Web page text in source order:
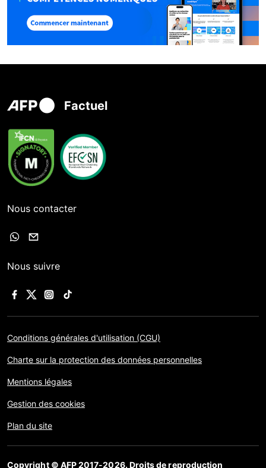
Factuel
Nous contacter
Nous suivre
Conditions générales d'utilisation (CGU)
Charte sur la protection des données personnelles
Mentions légales
Gestion des cookies
Plan du site
Copyright © AFP 2017-2026. Droits de reproduction